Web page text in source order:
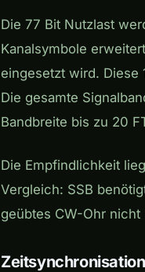
Die 77 Bit Nutzlast
Kanalsymbole
eingesetzt wird. Diese
Die gesamte
Bandbreite bis zu 20
Die Empfindlichkeit
Vergleich: SSB
geübtes CW-Ohr